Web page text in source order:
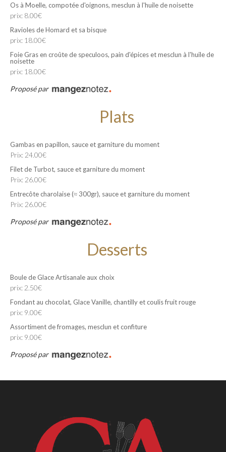
Os à Moelle, compotée d'oignons, mesclun à l'huile de noisette
prix: 8.00€
Ravioles de Homard et sa bisque
prix: 18.00€
Foie Gras en croûte de speculoos, pain d'épices et mesclun à l'huile de
noisette
prix: 18.00€
Proposé par
Plats
Gambas en papillon, sauce et garniture du moment
Prix: 24.00€
Filet de Turbot, sauce et garniture du moment
Prix: 26.00€
Entrecôte charolaise (≈ 300gr), sauce et garniture du moment
Prix: 26.00€
Proposé par
Desserts
Boule de Glace Artisanale aux choix
prix: 2.50€
Fondant au chocolat, Glace Vanille, chantilly et coulis fruit rouge
prix: 9.00€
Assortiment de fromages, mesclun et confiture
prix: 9.00€
Proposé par